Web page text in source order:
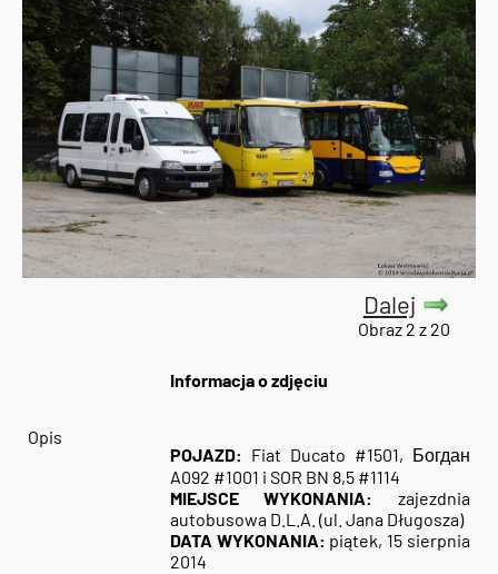
Dalej
Obraz 2 z 20
Informacja o zdjęciu
Opis
POJAZD: Fiat Ducato #1501, Богдан
A092 #1001 i SOR BN 8,5 #1114
MIEJSCE WYKONANIA:
zajezdnia
autobusowa D.L.A. (ul. Jana Długosza)
DATA WYKONANIA: piątek, 15 sierpnia
2014